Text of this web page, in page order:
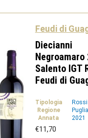
Guagnano
quantità
Feudi di
Diecianni
Negroamaro
Salento IGT
Feudi di
Tipologia
Rossi
Regione
Puglia
Annata
2021
€11,70